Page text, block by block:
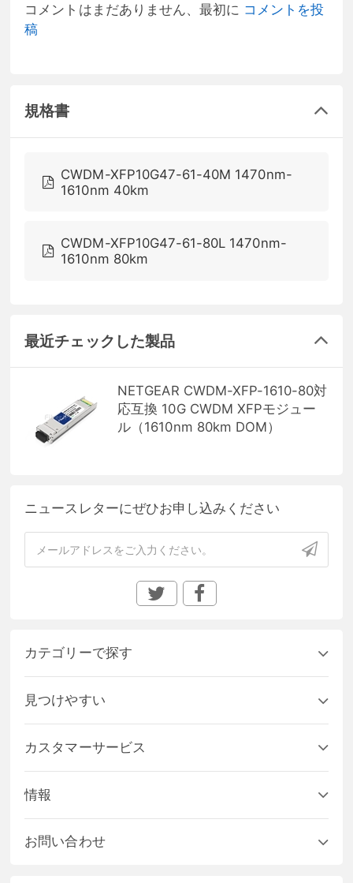
コメントはまだありません、最初に コメントを投
稿
規格書
CWDM-XFP10G47-61-40M 1470nm-
1610nm 40km
CWDM-XFP10G47-61-80L 1470nm-
1610nm 80km
最近チェックした製品
NETGEAR CWDM-XFP-1610-80対
応互換 10G CWDM XFPモジュー
ル（1610nm 80km DOM）
ニュースレターにぜひお申し込みください
カテゴリーで探す
見つけやすい
カスタマーサービス
情報
お問い合わせ